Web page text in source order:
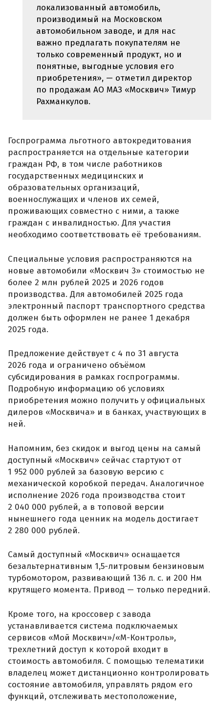
локализованный автомобиль,
производимый на Московском
автомобильном заводе, и для нас
важно предлагать покупателям не
только современный продукт, но и
понятные, выгодные условия его
приобретения», — отметил директор
по продажам АО МАЗ «Москвич» Тимур
Рахманкулов.
Госпрограмма льготного автокредитования
распространяется на отдельные категории
граждан РФ, в том числе работников
государственных медицинских и
образовательных организаций,
военнослужащих и членов их семей,
проживающих совместно с ними, а также
граждан с инвалидностью. Для участия
необходимо соответствовать её требованиям.
Специальные условия распространяются на
новые автомобили «Москвич 3» стоимостью не
более 2 млн рублей 2025 и 2026 годов
производства. Для автомобилей 2025 года
электронный паспорт транспортного средства
должен быть оформлен не ранее 1 декабря
2025 года.
Предложение действует с 4 по 31 августа
2026 года и ограничено объёмом
субсидирования в рамках госпрограммы.
Подробную информацию об условиях
приобретения можно получить у официальных
дилеров «Москвича» и в банках, участвующих в
ней.
Напомним, без скидок и выгод цены на самый
доступный «Москвич» сейчас стартуют от
1 952 000 рублей за базовую версию с
механической коробкой передач. Аналогичное
исполнение 2026 года производства стоит
2 040 000 рублей, а в топовой версии
нынешнего года ценник на модель достигает
2 280 000 рублей.
Самый доступный «Москвич» оснащается
безальтернативным 1,5-литровым бензиновым
турбомотором, развивающий 136 л. с. и 200 Нм
крутящего момента. Привод — только передний.
Кроме того, на кроссовер с завода
устанавливается система подключаемых
сервисов «Мой Москвич»/«М-Контроль»,
трехлетний доступ к которой входит в
стоимость автомобиля. С помощью телематики
владелец может дистанционно контролировать
состояние автомобиля, управлять рядом его
функций, отслеживать местоположение,